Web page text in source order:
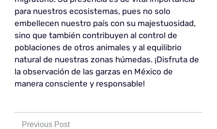
para nuestros ecosistemas, pues no solo
embellecen nuestro país con su majestuosidad,
sino que también contribuyen al control de
poblaciones de otros animales y al equilibrio
natural de nuestras zonas húmedas. ¡Disfruta de
la observación de las garzas en México de
manera consciente y responsable!
Previous Post